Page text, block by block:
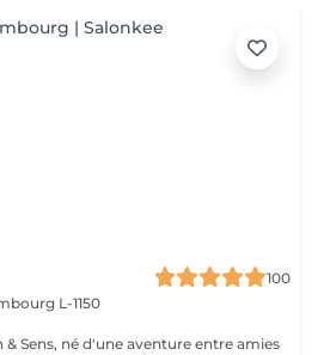
100
L-1150
Sens, né d'une aventure entre amies